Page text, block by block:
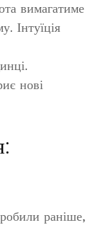
вимагатиме
Інтуїція
нові
раніше,